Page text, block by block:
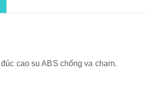
cao su ABS chống va chạm.